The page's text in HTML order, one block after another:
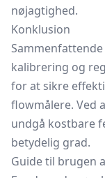
nøjagtighed.
Konklusion
kalibrering og
for at sikre
flowmålere. Ved
undgå kostbare
betydelig grad.
Guide til brugen